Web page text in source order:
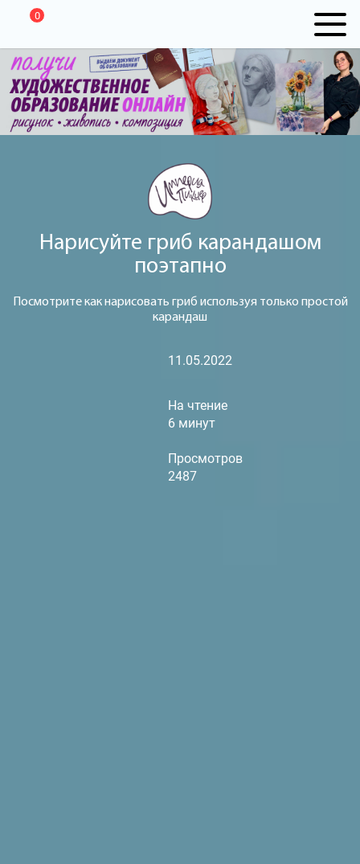
0
Нарисуйте гриб карандашом
поэтапно
Посмотрите как нарисовать гриб используя только простой
карандаш
11.05.2022
На чтение
6 минут
Просмотров
2487